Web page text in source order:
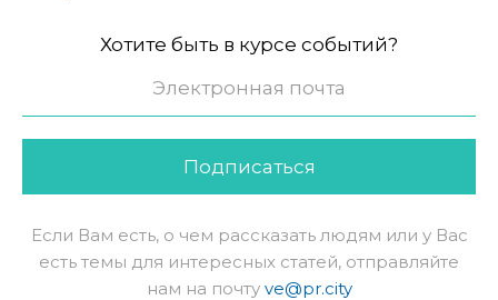
Хотите быть в курсе событий?
Подписаться
Если Вам есть, о чем рассказать людям или у Вас
есть темы для интересных статей, отправляйте
нам на почту ve@pr.city